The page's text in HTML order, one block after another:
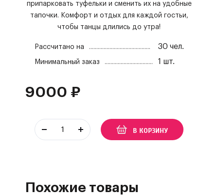
припарковать туфельки и сменить их на удобные
тапочки. Комфорт и отдых для каждой гостьи,
чтобы танцы длились до утра!
Рассчитано на 30 чел.
Минимальный заказ 1 шт.
9000 ₽
В КОРЗИНУ
Похожие товары